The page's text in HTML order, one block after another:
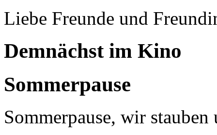
Liebe Freunde und
Demnächst im Kino
Sommerpause
Sommerpause, wir